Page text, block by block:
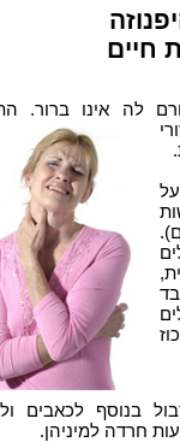
חיים
לה אינו ברור.
בנוסף לכאבים
חרדה למיניהן.